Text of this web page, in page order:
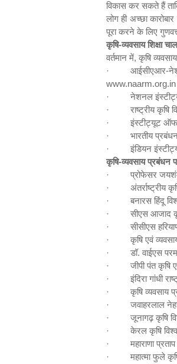
विकास कर सकते हैं
लोग ही अच्छा
पूरा करने के लिए
कृषि-व्यवसाय शिक्षा
वर्तमान में, कृषि
·
आईसीएआर-
www.naarm.org.in
·
नेशनल
·
राष्ट्रीय कृषि
·
इंस्टीट्यूट
·
भारतीय
·
इंडियन
कृषि-व्यवसाय प्रबंधन
·
प्रोफेसर
·
अंतर्राष्ट्रीय
·
बनारस हिंदू
·
सीएस आजाद
·
सीसीएस
·
कृषि एवं
·
डॉ. वाईएस
·
जीपी पंत कृषि
·
इंदिरा गांधी
·
कृषि व्यवसाय
·
जवाहरलाल
·
जूनागढ़ कृषि
·
केरल कृषि
·
महाराणा
·
महात्मा फुले